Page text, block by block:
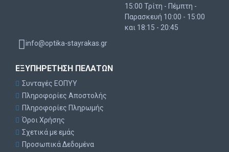
15:00 Τρίτη - Πέμπτη -
Παρασκευή 10:00 - 15:00
και 18:15 - 20:45
info@optika-stayrakas.gr
ΕΞΥΠΗΡΈΤΗΣΗ ΠΕΛΑΤΏΝ
Συνταγές ΕΟΠΥΥ
Πληροφορίες Αποστολής
Πληροφορίες Πληρωμής
Όροι Χρήσης
Σχετικά με εμάς
Προσωπικά Δεδομένα